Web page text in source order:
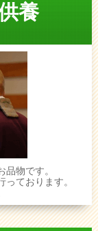
養
物です。
ております。